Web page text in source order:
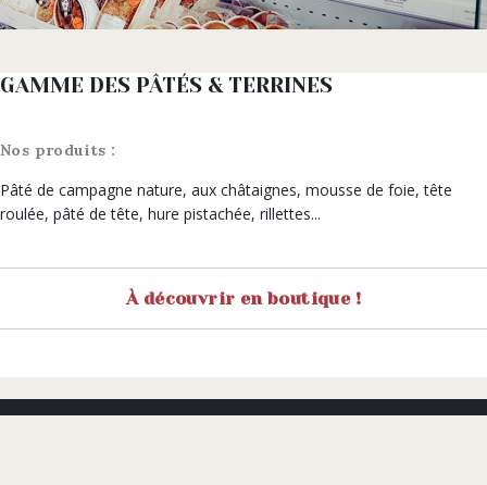
GAMME DES PÂTÉS & TERRINES
Nos produits :
Pâté de campagne nature, aux châtaignes, mousse de foie, tête
roulée, pâté de tête, hure pistachée, rillettes...
À découvrir en boutique !